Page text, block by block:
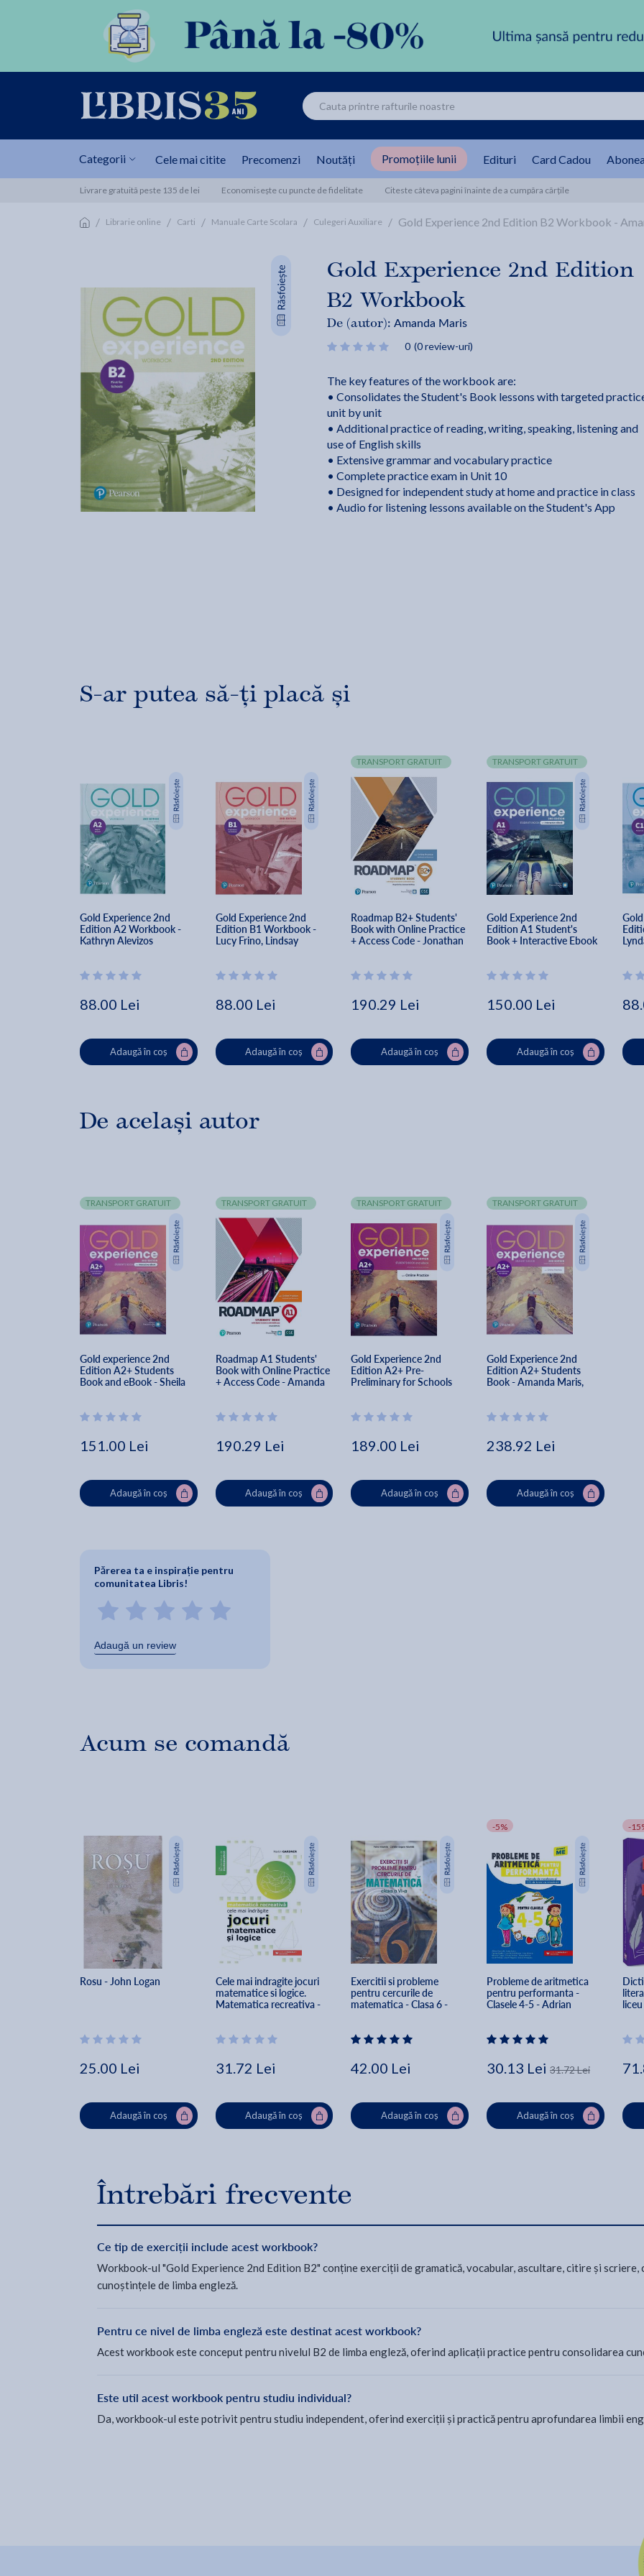
Categorii Cele mai citite Precomenzi Noutăți Promoțiile lunii Edituri Card Cadou
Livrare gratuită peste 135 de lei Economisește cu puncte de fidelitate Citeste câteva pagini înainte de a cumpăra cărțile
/ Librarie online / Carti / Manuale Carte Scolara / Culegeri Auxiliare / Gold Experience 2nd Edition B2 Workbook -
Gold Experience 2nd Edition
B2 Workbook
De (autor): Amanda Maris
0 (0 review-uri)
The key features of the workbook are:
• Consolidates the Student's Book lessons with targeted
unit by unit
• Additional practice of reading, writing, speaking, listening and
use of English skills
• Extensive grammar and vocabulary practice
• Complete practice exam in Unit 10
• Designed for independent study at home and practice in class
• Audio for listening lessons available on the Student's App
S-ar putea să-ți placă și
Gold Experience 2nd
Edition A2 Workbook -
Kathryn Alevizos
88.00 Lei
Adaugă în coș
Gold Experience 2nd
Edition B1 Workbook -
Lucy Frino, Lindsay
88.00 Lei
Adaugă în coș
TRANSPORT GRATUIT
Roadmap B2+ Students'
Book with Online Practice
+ Access Code - Jonathan
190.29 Lei
Adaugă în coș
TRANSPORT GRATUIT
Gold Experience 2nd
Edition A1 Student's
Book + Interactive Ebook
150.00 Lei
Adaugă în coș
De același autor
TRANSPORT GRATUIT
Gold experience 2nd
Edition A2+ Students
Book and eBook - Sheila
151.00 Lei
Adaugă în coș
TRANSPORT GRATUIT
Roadmap A1 Students'
Book with Online Practice
+ Access Code - Amanda
190.29 Lei
Adaugă în coș
TRANSPORT GRATUIT
Gold Experience 2nd
Edition A2+ Pre-
Preliminary for Schools
Amanda Maris
189.00 Lei
Adaugă în coș
TRANSPORT GRATUIT
Gold Experience 2nd
Edition A2+ Students
Book - Amanda Maris,
238.92 Lei
Adaugă în coș
Părerea ta e inspirație pentru
comunitatea Libris!
Adaugă un review
Acum se comandă
Rosu - John Logan
25.00 Lei
Adaugă în coș
Cele mai indragite jocuri
matematice si logice.
Matematica recreativa -
31.72 Lei
Adaugă în coș
Exercitii si probleme
pentru cercurile de
matematica - Clasa 6 -
42.00 Lei
Adaugă în coș
-5%
Probleme de aritmetica
pentru performanta -
Clasele 4-5 - Adrian
30.13 Lei 31.72 Lei
Adaugă în coș
-
Întrebări frecvente
Ce tip de exerciții include acest workbook?
Workbook-ul "Gold Experience 2nd Edition B2" conține exerciții de gramatică, vocabular, ascultare, citire și
cunoștințele de limba engleză.
Pentru ce nivel de limba engleză este destinat acest workbook?
Acest workbook este conceput pentru nivelul B2 de limba engleză, oferind aplicații practice pentru consolidarea
Este util acest workbook pentru studiu individual?
Da, workbook-ul este potrivit pentru studiu independent, oferind exerciții și practică pentru aprofundarea limbii